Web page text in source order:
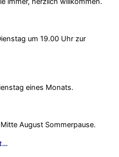
um 19.00 Uhr zur
eines Monats.
August Sommerpause.